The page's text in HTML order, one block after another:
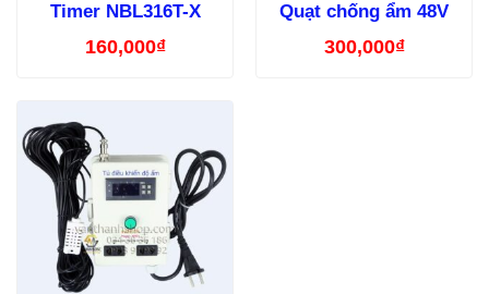
Timer NBL316T-X
160,000₫
Quạt chống ẩm 48V
300,000₫